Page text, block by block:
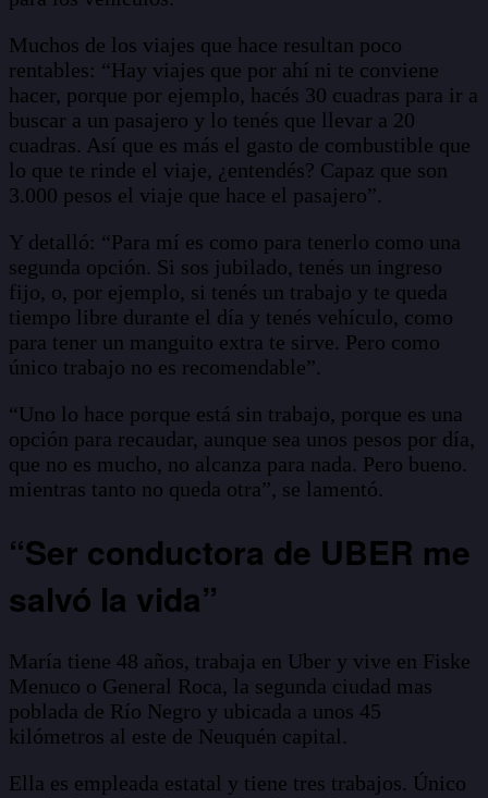
Muchos de los viajes que hace resultan poco
rentables: “Hay viajes que por ahí ni te conviene
hacer, porque por ejemplo, hacés 30 cuadras para ir a
buscar a un pasajero y lo tenés que llevar a 20
cuadras. Así que es más el gasto de combustible que
lo que te rinde el viaje, ¿entendés? Capaz que son
3.000 pesos el viaje que hace el pasajero”.
Y detalló: “Para mí es como para tenerlo como una
segunda opción. Si sos jubilado, tenés un ingreso
fijo, o, por ejemplo, si tenés un trabajo y te queda
tiempo libre durante el día y tenés vehículo, como
para tener un manguito extra te sirve. Pero como
único trabajo no es recomendable”.
“Uno lo hace porque está sin trabajo, porque es una
opción para recaudar, aunque sea unos pesos por día,
que no es mucho, no alcanza para nada. Pero bueno.
mientras tanto no queda otra”, se lamentó.
“Ser conductora de UBER me
salvó la vida”
María tiene 48 años, trabaja en Uber y vive en Fiske
Menuco o General Roca, la segunda ciudad mas
poblada de Río Negro y ubicada a unos 45
kilómetros al este de Neuquén capital.
Ella es empleada estatal y tiene tres trabajos. Único